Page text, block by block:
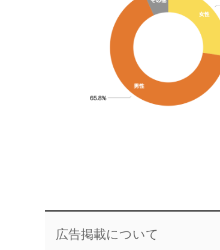
広告掲載について